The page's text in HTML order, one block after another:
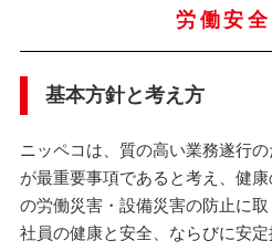
労働安
基本方針と考え方
ニッペコは、質の高い業務遂行
が最重要事項であると考え、健
の労働災害・設備災害の防止に取
社員の健康と安全、ならびに安